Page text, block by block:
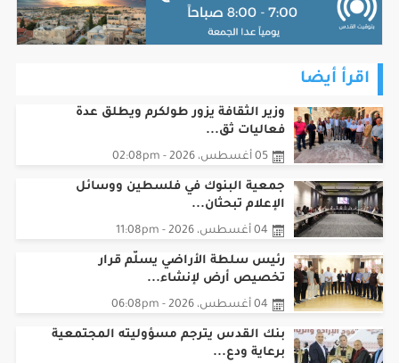
اقرأ أيضا
وزير الثقافة يزور طولكرم ويطلق عدة
فعاليات ثق...
05 أغسطس، 2026 - 02:08pm
جمعية البنوك في فلسطين ووسائل
الإعلام تبحثان...
04 أغسطس، 2026 - 11:08pm
رئيس سلطة الأراضي يسلّم قرار
تخصيص أرض لإنشاء...
04 أغسطس، 2026 - 06:08pm
بنك القدس يترجم مسؤوليته المجتمعية
برعاية ودع...